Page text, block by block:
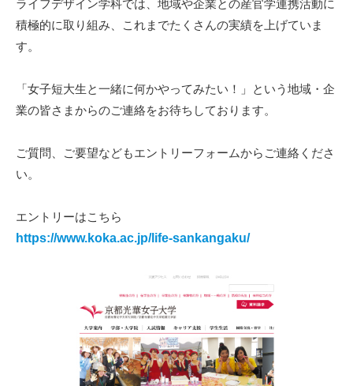
ライフデザイン学科では、地域や企業との産官学連携活動に
積極的に取り組み、これまでたくさんの実績を上げていま
す。
「女子短大生と一緒に何かやってみたい！」という地域・企
業の皆さまからのご連絡をお待ちしております。
ご質問、ご要望などもエントリーフォームからご連絡くださ
い。
エントリーはこちら
https://www.koka.ac.jp/life-sankangaku/